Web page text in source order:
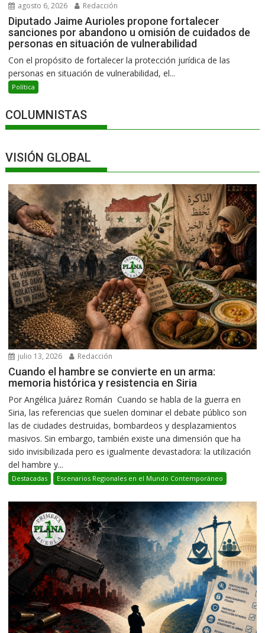
agosto 6, 2026 Redacción
Diputado Jaime Aurioles propone fortalecer
sanciones por abandono u omisión de cuidados de
personas en situación de vulnerabilidad
Con el propósito de fortalecer la protección jurídica de las
personas en situación de vulnerabilidad, el...
Política
COLUMNISTAS
VISIÓN GLOBAL
julio 13, 2026 Redacción
Cuando el hambre se convierte en un arma:
memoria histórica y resistencia en Siria
Por Angélica Juárez Román Cuando se habla de la guerra en
Siria, las referencias que suelen dominar el debate público son
las de ciudades destruidas, bombardeos y desplazamientos
masivos. Sin embargo, también existe una dimensión que ha
sido invisibilizada pero es igualmente devastadora: la utilización
del hambre y...
Destacadas Escenarios Regionales en el Mundo Contemporáneo